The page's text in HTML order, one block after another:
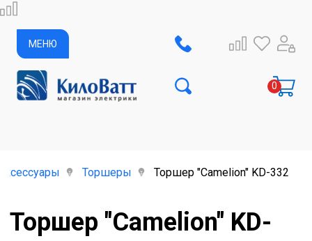
МЕНЮ
Торшеры Торшер "Camelion" KD-332
Торшер "Camelion" KD-